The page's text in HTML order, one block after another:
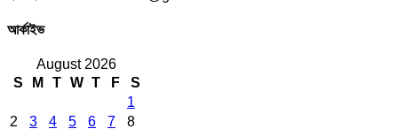
আর্কাইভ
August 2026
S
M T W T F
S
1
2
3 4 5 6 7
8